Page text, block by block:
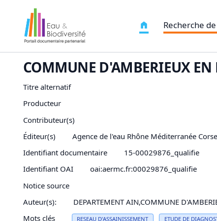
Recherche
COMMUNE D'AMBERIEUX EN
Titre alternatif
Producteur
Contributeur(s)
Éditeur(s)
Agence de l'eau Rhône Méditerranée Corse
Identifiant documentaire
15-00029876_qualifie
Identifiant OAI
oai:aermc.fr:00029876_qualifie
Notice source
Auteur(s):
DEPARTEMENT AIN,COMMUNE
Mots clés
RESEAU D'ASSAINISSEMENT ETUDE DE